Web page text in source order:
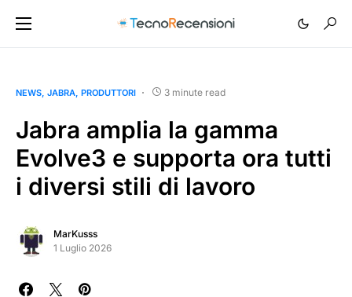
NEWS JABRA PRODUTTORI 3 minute read
Jabra amplia la gamma
Evolve3 e supporta ora tutti
i diversi stili di lavoro
MarKusss
1 Luglio 2026